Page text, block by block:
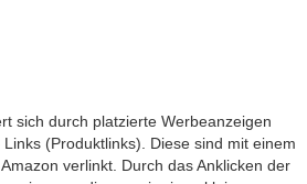
sich durch platzierte Werbeanzeigen
(Produktlinks). Diese sind mit einem
verlinkt. Durch das Anklicken der